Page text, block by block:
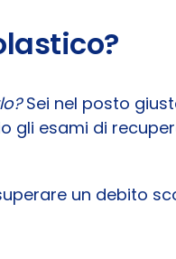
Sei nel posto
gli esami di
un debito